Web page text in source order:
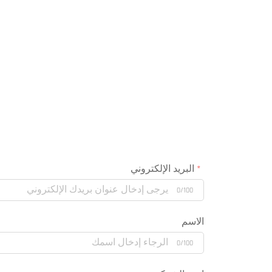
البريد الإلكتروني
0/100
الاسم
0/100